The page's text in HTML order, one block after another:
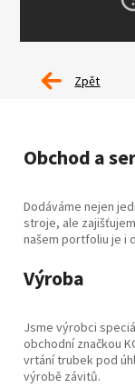
Zpět
Obchod a
Dodáváme nejen
stroje, ale
našem portfoliu je i
Výroba
Jsme výrobci
obchodní značkou
vrtání trubek pod
výrobě závitů.